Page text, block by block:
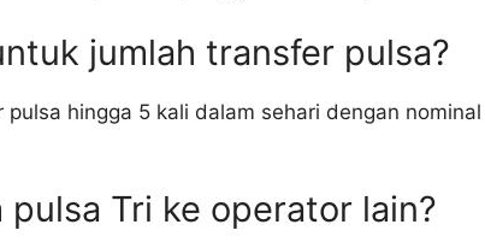
jumlah transfer pulsa?
hingga 5 kali dalam sehari dengan nominal
Tri ke operator lain?